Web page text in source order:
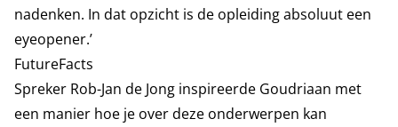
nadenken. In dat opzicht is de opleiding absoluut een
eyeopener.’
FutureFacts
Spreker Rob-Jan de Jong inspireerde Goudriaan met
een manier hoe je over deze onderwerpen kan